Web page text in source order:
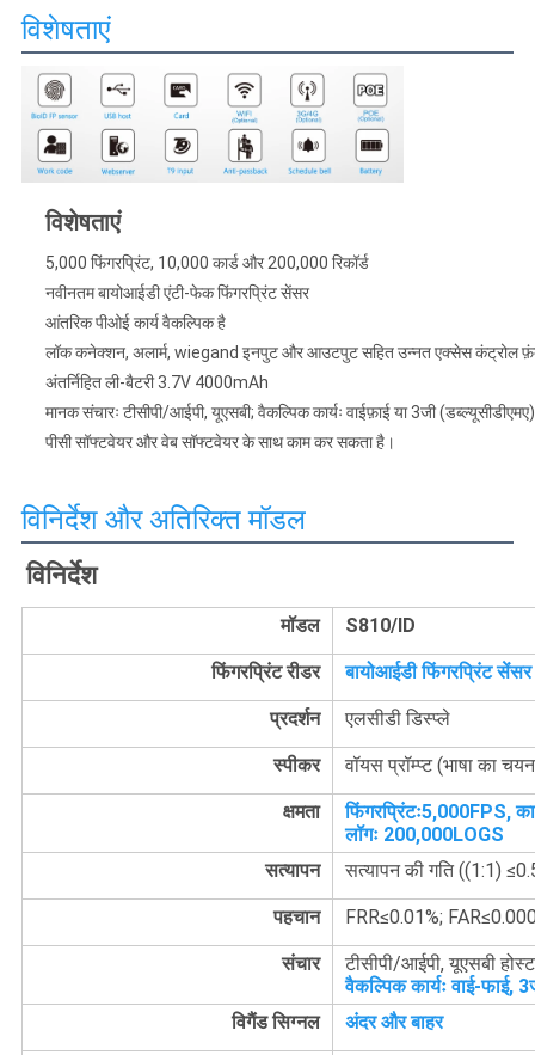
विशेषताएं
विशेषताएं
5,000 फिंगरप्रिंट, 10,000 कार्ड और 200,000 रिकॉर्ड
नवीनतम बायोआईडी एंटी-फेक फिंगरप्रिंट सेंसर
आंतरिक पीओई कार्य वैकल्पिक है
लॉक कनेक्शन, अलार्म, wiegand इनपुट और आउटपुट सहित उन्नत एक्सेस कंट्रोल
अंतर्निहित ली-बैटरी 3.7V 4000mAh
मानक संचारः टीसीपी/आईपी, यूएसबी; वैकल्पिक कार्यः वाईफ़ाई या 3जी
पीसी सॉफ्टवेयर और वेब सॉफ्टवेयर के साथ काम कर सकता है।
विनिर्देश और अतिरिक्त मॉडल
विनिर्देश
मॉडल S810/ID
फिंगरप्रिंट रीडर बायोआईडी फिंगरप्रिंट सेंसर
प्रदर्शन एलसीडी डिस्प्ले
स्पीकर वॉयस प्रॉम्प्ट (भाषा का
क्षमता
फिंगरप्रिंटः5,000FPS,
लॉगः 200,000LOGS
सत्यापन
सत्यापन की गति ((1:1)
पहचान FRR≤0.01%;
संचार
टीसीपी/आईपी, यूएसबी
वैकल्पिक कार्यः वाई-फाई,
विगैंड सिग्नल
अंदर और बाहर